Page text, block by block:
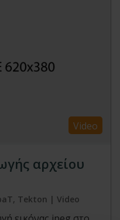
Video
αρχείου
Tekton | Video